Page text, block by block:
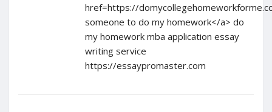
href=https://
someone to do my homework</a> do
my homework mba application essay
writing service
https://essaypromaster.com